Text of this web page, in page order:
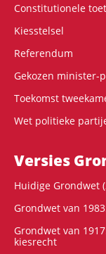
Constitutionele
Kiesstelsel
Referendum
Gekozen
Toekomst
Wet politieke
Versies
Huidige Grondwet
Grondwet van
Grondwet van
kiesrecht